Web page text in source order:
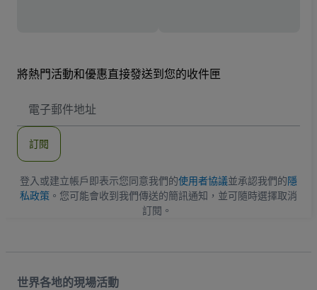
將熱門活動和優惠直接發送到您的收件匣
子
地
訂閱
登入或建立帳戶即表示您同意我們的使用者協議並承認我們的隱
私政策 。您可能會收到我們傳送的簡訊通知，並可隨時選擇取消
訂閱。
世界各地的現場活動